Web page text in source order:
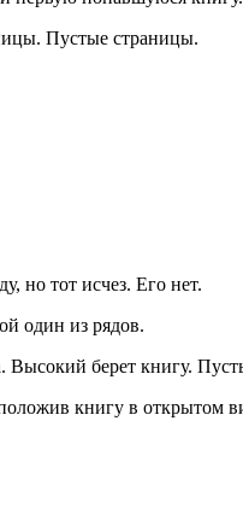
Пустые страницы.
но тот исчез. Его нет.
один из рядов.
берет книгу.
книгу в открытом